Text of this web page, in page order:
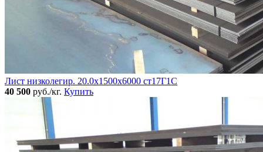
Лист низколегир. 20.0х1500х6000 ст17Г1С
40 500 руб./кг. Купить